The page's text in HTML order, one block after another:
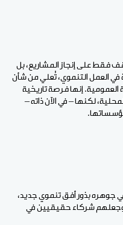
فقط على إنجاز المشاريع، بل
العمل التنموي، تُعلي من شأن
إنها فرصة تاريخية
لكنها – في الآن ذاته –
.
جوهره بذور أفق تنموي جديد،
وجعلهم شركاء حقيقيين في